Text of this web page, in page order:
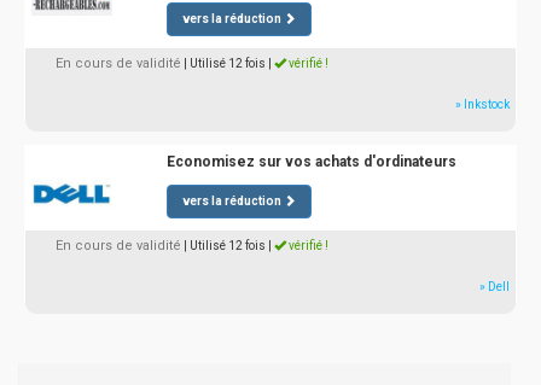
vers la réduction
En cours de validité | Utilisé 12 fois vérifié !
» Inkstock
Economisez sur vos achats d'ordinateurs
vers la réduction
En cours de validité | Utilisé 12 fois vérifié !
» Dell